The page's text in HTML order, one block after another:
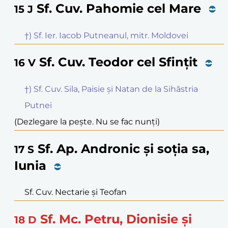
15 J Sf. Cuv. Pahomie cel Mare
†) Sf. Ier. Iacob Putneanul, mitr. Moldovei
16 V Sf. Cuv. Teodor cel Sfințit
†) Sf. Cuv. Sila, Paisie și Natan de la Sihăstria
Putnei
(Dezlegare la pește. Nu se fac nunți)
17 S Sf. Ap. Andronic și soția sa,
Iunia
Sf. Cuv. Nectarie și Teofan
18 D Sf. Mc. Petru, Dionisie și